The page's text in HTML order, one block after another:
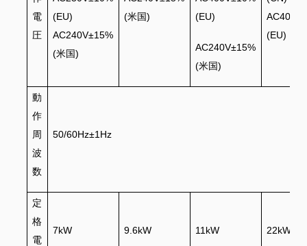
電
圧
(EU)
AC240V±15%
(米国)
(米国)
(EU)
(EU)
AC240V±15%
(米国)
動
作
周
波
数
50/60Hz±1Hz
定
格
電
7kW 9.6kW 11kW 22kW